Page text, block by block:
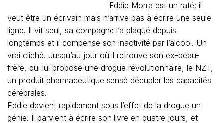
Eddie Morra est un raté: il
veut être un écrivain mais n’arrive pas à écrire une seule
ligne. Il vit seul, sa compagne l’a plaqué depuis
longtemps et il compense son inactivité par l’alcool. Un
vrai cliché. Jusqu’au jour où il retrouve son ex-beau-
frère, qui lui propose une drogue révolutionnaire, le NZT,
un produit pharmaceutique sensé décupler les capacités
cérébrales.
Eddie devient rapidement sous l’effet de la drogue un
génie. Il parvient à écrire son livre en quatre jours, et